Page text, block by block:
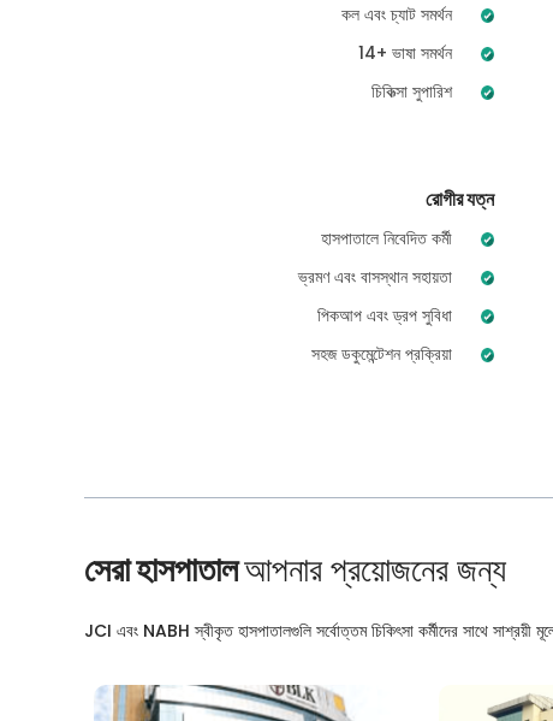
কল এবং চ্যাট সমর্থন
14+ ভাষা সমর্থন
চিকিত্সা সুপারিশ
রোগীর যত্ন
হাসপাতালে নিবেদিত কর্মী
ভ্রমণ এবং বাসস্থান সহায়তা
পিকআপ এবং ড্রপ সুবিধা
সহজ ডকুমেন্টেশন প্রক্রিয়া
সেরা হাসপাতালআপনার প্রয়োজনের জন্য
JCI এবং NABH স্বীকৃত হাসপাতালগুলি সর্বোত্তম চিকিৎসা কর্মীদের সাথে সাশ্রয়ী